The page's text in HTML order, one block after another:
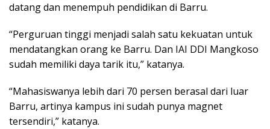
datang dan menempuh pendidikan di Barru.
“Perguruan tinggi menjadi salah satu kekuatan untuk
mendatangkan orang ke Barru. Dan IAI DDI Mangkoso
sudah memiliki daya tarik itu,” katanya.
“Mahasiswanya lebih dari 70 persen berasal dari luar
Barru, artinya kampus ini sudah punya magnet
tersendiri,” katanya.